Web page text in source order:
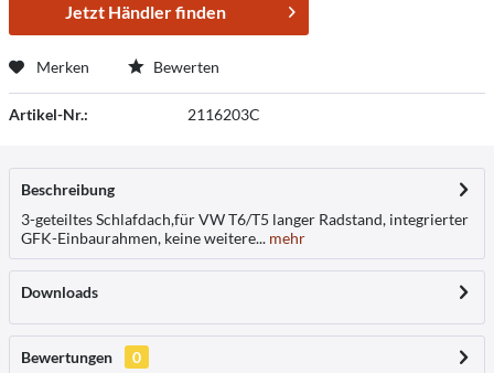
Jetzt Händler finden
Merken Bewerten
Artikel-Nr.: 2116203C
Beschreibung
3-geteiltes Schlafdach,für VW T6/T5 langer Radstand, integrierter
GFK-Einbaurahmen, keine weitere... mehr
Downloads
Bewertungen
0